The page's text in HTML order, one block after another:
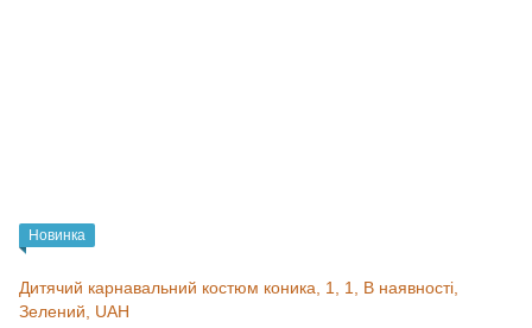
Новинка
Дитячий карнавальний костюм коника, 1, 1, В наявності,
Зелений, UAH